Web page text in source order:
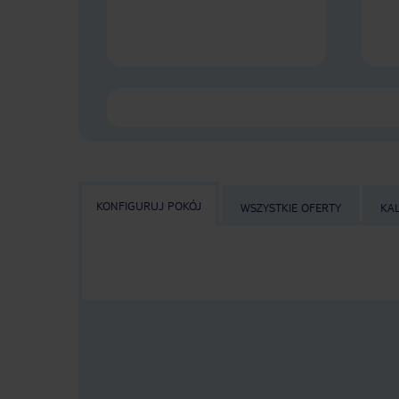
KONFIGURUJ POKÓJ WSZYSTKIE OFERTY